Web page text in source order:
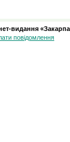
видання
повідомлення